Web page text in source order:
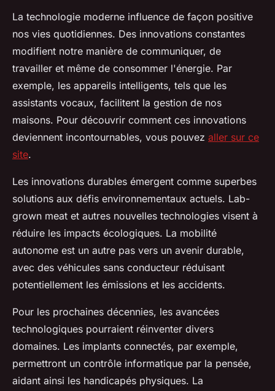
La technologie moderne influence de façon positive
nos vies quotidiennes. Des innovations constantes
modifient notre manière de communiquer, de
travailler et même de consommer l'énergie. Par
exemple, les appareils intelligents, tels que les
assistants vocaux, facilitent la gestion de nos
maisons. Pour découvrir comment ces innovations
deviennent incontournables, vous pouvez aller sur ce
site.
Les innovations durables émergent comme superbes
solutions aux défis environnementaux actuels. Lab-
grown meat et autres nouvelles technologies visent à
réduire les impacts écologiques. La mobilité
autonome est un autre pas vers un avenir durable,
avec des véhicules sans conducteur réduisant
potentiellement les émissions et les accidents.
Pour les prochaines décennies, les avancées
technologiques pourraient réinventer divers
domaines. Les implants connectés, par exemple,
permettront un contrôle informatique par la pensée,
aidant ainsi les handicapés physiques. La